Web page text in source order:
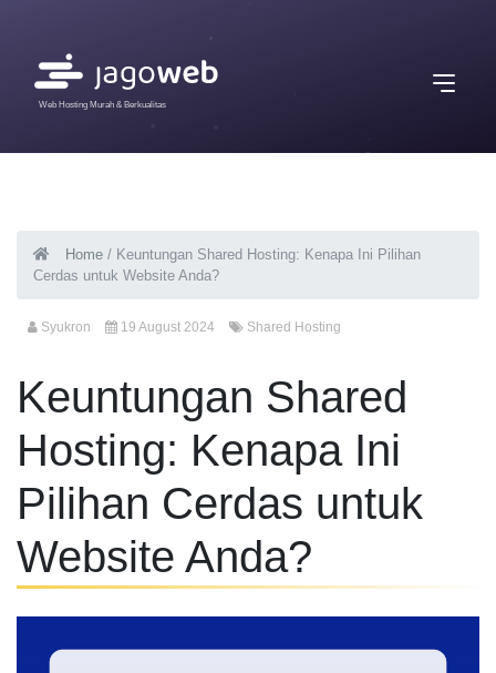
Web Hosting Murah & Berkualitas
Home / Keuntungan Shared Hosting: Kenapa Ini Pilihan
Cerdas untuk Website Anda?
Syukron 19 August 2024 Shared Hosting
Keuntungan Shared
Hosting: Kenapa Ini
Pilihan Cerdas untuk
Website Anda?